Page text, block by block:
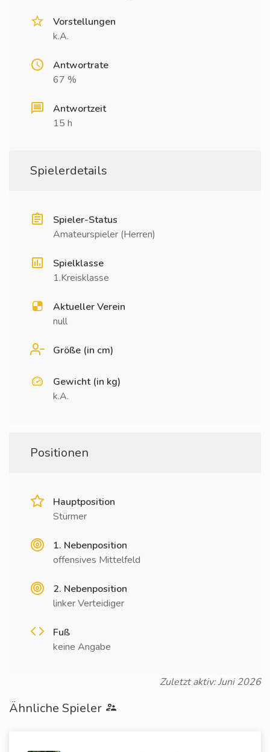
Vorstellungen
k.A.
Antwortrate
67 %
Antwortzeit
15 h
Spielerdetails
Spieler-Status
Amateurspieler (Herren)
Spielklasse
1.Kreisklasse
Aktueller Verein
null
Größe (in cm)
Gewicht (in kg)
k.A.
Positionen
Hauptposition
Stürmer
1. Nebenposition
offensives Mittelfeld
2. Nebenposition
linker Verteidiger
Fuß
keine Angabe
Zuletzt aktiv: Juni 2026
Ähnliche Spieler